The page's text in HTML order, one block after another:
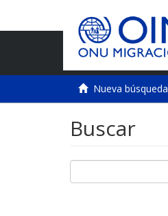
Nueva búsqueda
Buscar